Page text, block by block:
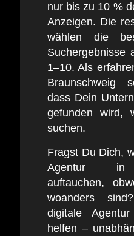
nur bis zu 10 %
Anzeigen. Die
wählen die
Suchergebnisse
1–10. Als
Braunschweig
dass Dein
gefunden wird,
suchen.
Fragst Du Dich,
Agentur in
auftauchen,
woanders
digitale
helfen –